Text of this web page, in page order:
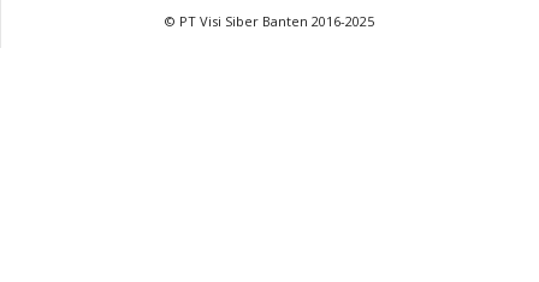
© PT Visi Siber Banten 2016-2025